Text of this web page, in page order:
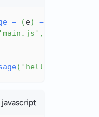
= (e) =>
'main.js' ,
( 'hello from main'
javascript